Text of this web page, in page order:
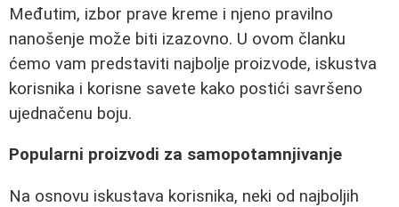
Međutim, izbor prave kreme i njeno pravilno
nanošenje može biti izazovno. U ovom članku
ćemo vam predstaviti najbolje proizvode, iskustva
korisnika i korisne savete kako postići savršeno
ujednačenu boju.
Popularni proizvodi za samopotamnjivanje
Na osnovu iskustava korisnika, neki od najboljih